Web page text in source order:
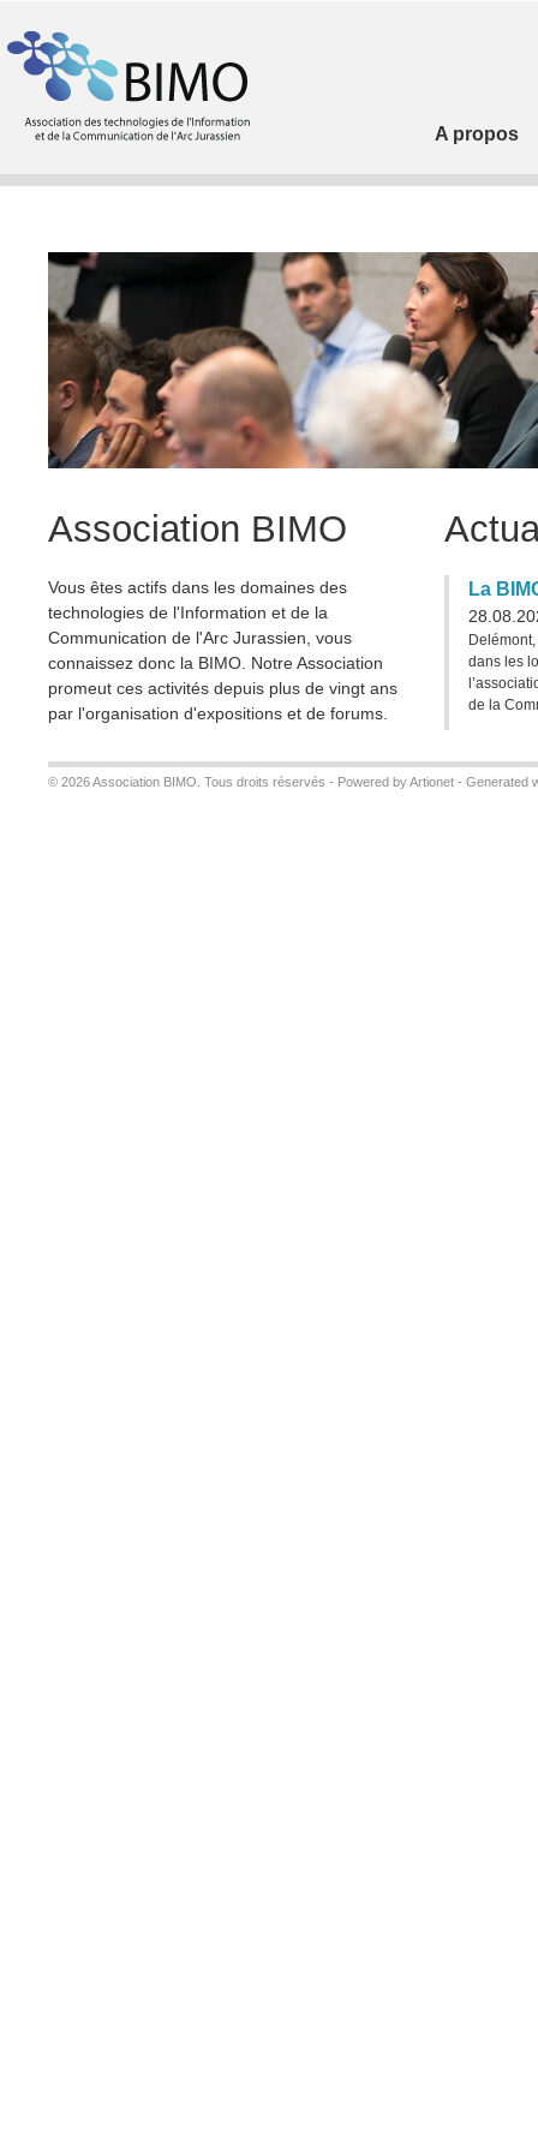
A propos
Association BIMO
Vous êtes actifs dans les domaines des
technologies de l'Information et de la
Communication de l'Arc Jurassien, vous
connaissez donc la BIMO. Notre Association
promeut ces activités depuis plus de vingt ans
par l'organisation d'expositions et de forums.
La
dans les
de la
© 2026 Association BIMO. Tous droits réservés - Powered by Artionet - Generated